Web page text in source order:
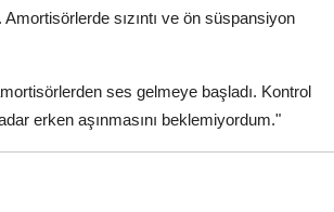
sızıntı ve ön süspansiyon
ses gelmeye başladı. Kontrol
erken aşınmasını beklemiyordum."